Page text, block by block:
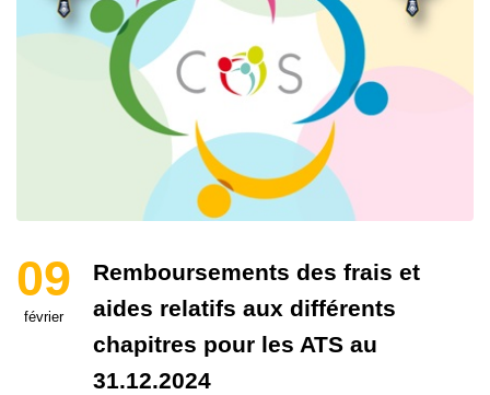
09
février
Remboursements des frais et
aides relatifs aux différents
chapitres pour les ATS au
31.12.2024